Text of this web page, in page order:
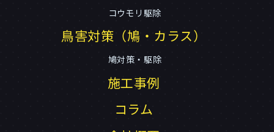
コウモリ駆除
鳥害対策（鳩・カラス）
鳩対策・駆除
施工事例
コラム